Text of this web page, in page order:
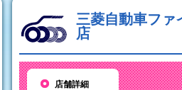
三菱自動車ファ
店
店舗詳細